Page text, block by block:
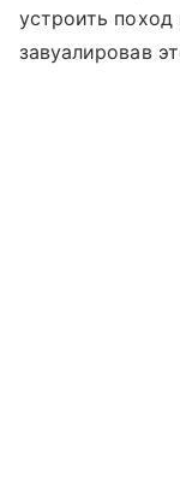
устроить
завуалировав